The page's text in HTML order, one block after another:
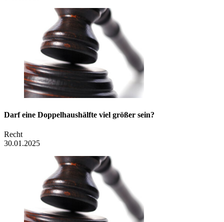
Darf eine Doppelhaushälfte viel größer sein?
Recht
30.01.2025